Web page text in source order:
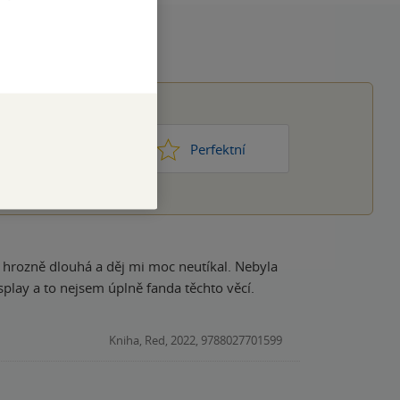
Perfektní
dlouhá a děj mi moc neutíkal. Nebyla
a to nejsem úplně fanda těchto věcí.
Kniha, Red, 2022, 9788027701599